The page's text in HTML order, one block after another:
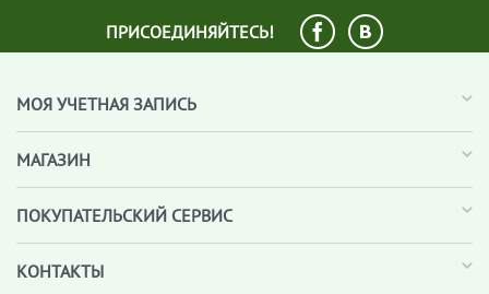
ПРИСОЕДИНЯЙТЕСЬ!
МОЯ УЧЕТНАЯ ЗАПИСЬ
МАГАЗИН
ПОКУПАТЕЛЬСКИЙ СЕРВИС
КОНТАКТЫ